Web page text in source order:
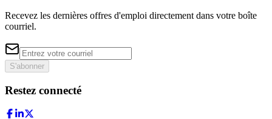
Recevez les dernières offres d'emploi directement dans votre boîte
courriel.
S'abonner
Restez connecté